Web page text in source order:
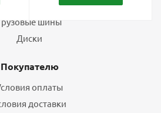
шины
Диски
Покупателю
оплаты
доставки